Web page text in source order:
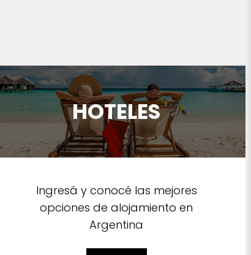
HOTELES
Ingresá y conocé las mejores
opciones de alojamiento en
Argentina